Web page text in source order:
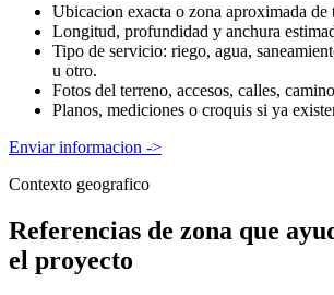
Ubicacion exacta o zona aproximada de
Longitud, profundidad y anchura
Tipo de servicio: riego, agua,
u otro.
Fotos del terreno, accesos, calles,
Planos, mediciones o croquis si ya
Enviar informacion ->
Contexto geografico
Referencias de zona que
el proyecto